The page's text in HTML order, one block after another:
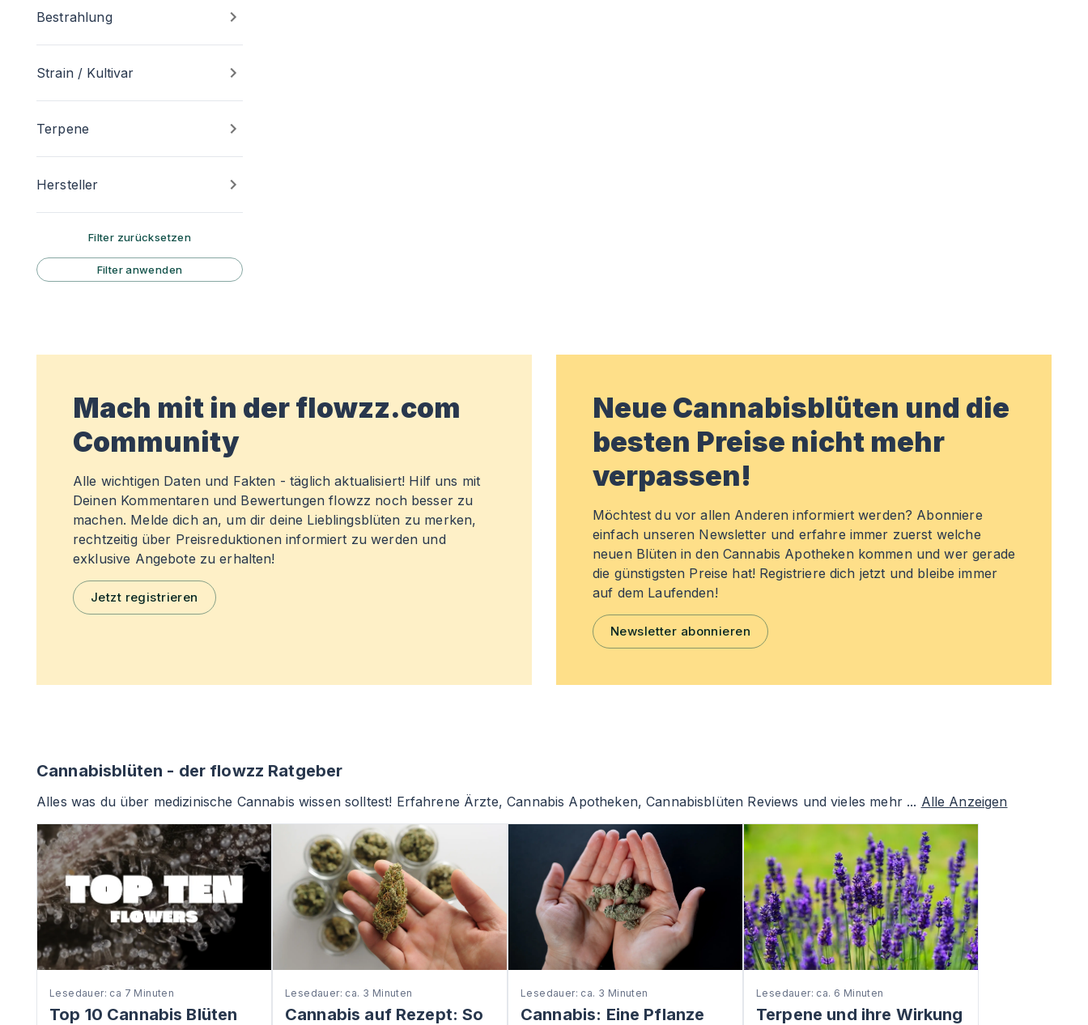
Bestrahlung
Strain / Kultivar
Terpene
Hersteller
Filter zurücksetzen
Filter anwenden
Mach mit in der flowzz.com
Community
Alle wichtigen Daten und Fakten - täglich aktualisiert! Hilf uns mit
Deinen Kommentaren und Bewertungen flowzz noch besser zu
machen. Melde dich an, um dir deine Lieblingsblüten zu merken,
rechtzeitig über Preisreduktionen informiert zu werden und
exklusive Angebote zu erhalten!
Jetzt registrieren
Neue Cannabisblüten und die
besten Preise nicht mehr
verpassen!
Möchtest du vor allen Anderen informiert werden? Abonniere
einfach unseren Newsletter und erfahre immer zuerst welche
neuen Blüten in den Cannabis Apotheken kommen und wer gerade
die günstigsten Preise hat! Registriere dich jetzt und bleibe immer
auf dem Laufenden!
Newsletter abonnieren
Cannabisblüten - der flowzz Ratgeber
Alles was du über medizinische Cannabis wissen solltest! Erfahrene Ärzte, Cannabis Apotheken, Cannabisblüten Reviews und vieles mehr ... Alle Anzeigen
Lesedauer: ca 7 Minuten
Top 10 Cannabis Blüten
Lesedauer: ca. 3 Minuten
Cannabis auf Rezept: So
Lesedauer: ca. 3 Minuten
Cannabis: Eine Pflanze
Lesedauer: ca. 6 Minuten
Terpene und ihre Wirkung